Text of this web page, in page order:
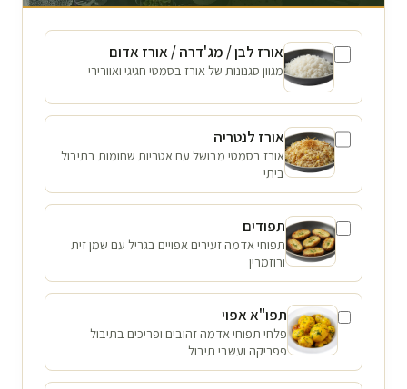
אורז לבן / מג'דרה / אורז אדום
מגוון סגנונות של אורז בסמטי חגיגי ואוורירי
אורז לנטריה
אורז בסמטי מבושל עם אטריות שחומות בתיבול
ביתי
תפודים
תפוחי אדמה זעירים אפויים בגריל עם שמן זית
ורוזמרין
תפו"א אפוי
פלחי תפוחי אדמה זהובים ופריכים בתיבול
פפריקה ועשבי תיבול